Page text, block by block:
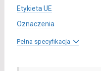
Etykieta UE
Oznaczenia
Pełna specyfikacja